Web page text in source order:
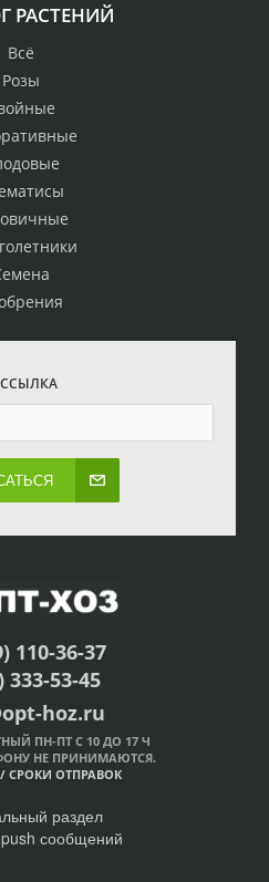
РАСТЕНИЙ
Всё
Розы
110-36-37
333-53-45
hoz.ru
ПН-ПТ С 10 ДО 17 Ч
НЕ ПРИНИМАЮТСЯ.
/ СРОКИ ОТПРАВОК
раздел
сообщений